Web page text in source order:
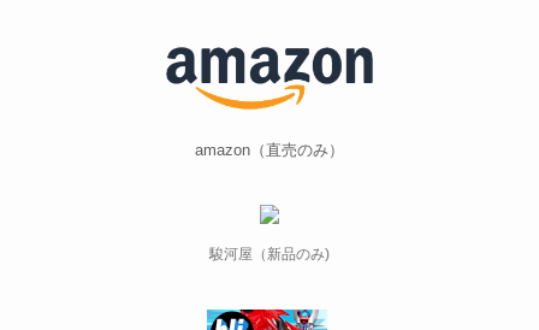
amazon（直売のみ）
駿河屋（新品のみ)